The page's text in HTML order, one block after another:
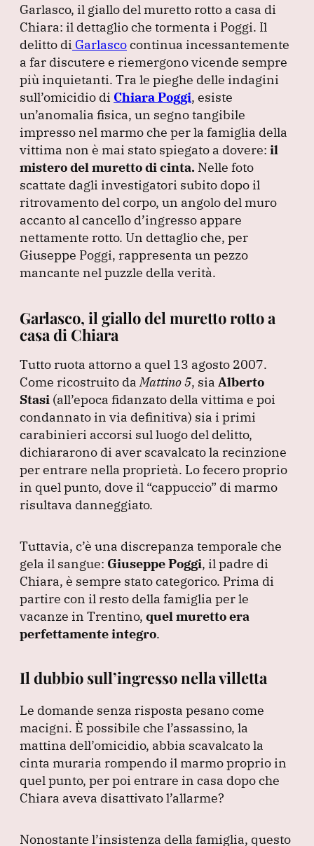
c
e
b
o
o
k
k
e
dI
n
at
s
A
p
p
e
gr
a
m
ai
l
Garlasco, il giallo del muretto rotto a casa di
Chiara: il dettaglio che tormenta i Poggi. Il
delitto di Garlascocontinua incessantemente
a far discutere e riemergono vicende sempre
più inquietanti. Tra le pieghe delle indagini
sull’omicidio di Chiara Poggi, esiste
un’anomalia fisica, un segno tangibile
impresso nel marmo che per la famiglia della
vittima non è mai stato spiegato a dovere: il
mistero del muretto di cinta. Nelle foto
scattate dagli investigatori subito dopo il
ritrovamento del corpo, un angolo del muro
accanto al cancello d’ingresso appare
nettamente rotto. Un dettaglio che, per
Giuseppe Poggi, rappresenta un pezzo
mancante nel puzzle della verità.
Garlasco, il giallo del muretto rotto a
casa di Chiara
Tutto ruota attorno a quel 13 agosto 2007.
Come ricostruito da Mattino 5, sia Alberto
Stasi (all’epoca fidanzato della vittima e poi
condannato in via definitiva) sia i primi
carabinieri accorsi sul luogo del delitto,
dichiararono di aver scavalcato la recinzione
per entrare nella proprietà. Lo fecero proprio
in quel punto, dove il “cappuccio” di marmo
risultava danneggiato.
Tuttavia, c’è una discrepanza temporale che
gela il sangue: Giuseppe Poggi, il padre di
Chiara, è sempre stato categorico. Prima di
partire con il resto della famiglia per le
vacanze in Trentino, quel muretto era
perfettamente integro.
Il dubbio sull’ingresso nella villetta
Le domande senza risposta pesano come
macigni. È possibile che l’assassino, la
mattina dell’omicidio, abbia scavalcato la
cinta muraria rompendo il marmo proprio in
quel punto, per poi entrare in casa dopo che
Chiara aveva disattivato l’allarme?
Nonostante l’insistenza della famiglia, questo